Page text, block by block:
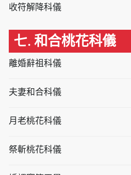
收符解降科儀
七. 和合桃花科儀
離婚辭祖科儀
夫妻和合科儀
月老桃花科儀
祭斬桃花科儀